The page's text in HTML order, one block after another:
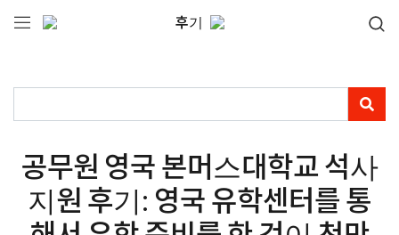
후기
공무원 영국 본머스대학교 석사
지원 후기: 영국 유학센터를 통